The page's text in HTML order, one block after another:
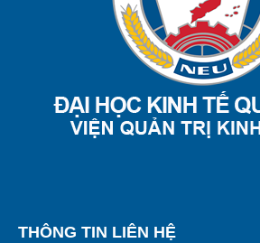
THÔNG TIN LIÊN HỆ